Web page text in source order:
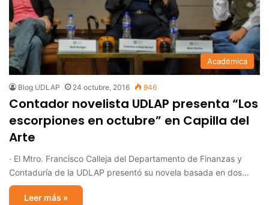
Académica
Blog UDLAP 24 octubre, 2016 946
Contador novelista UDLAP presenta “Los
escorpiones en octubre” en Capilla del
Arte
· El Mtro. Francisco Calleja del Departamento de Finanzas y
Contaduría de la UDLAP presentó su novela basada en dos…
Leer más »